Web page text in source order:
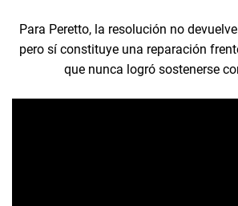
Para Peretto, la resolución no
pero sí constituye una reparación
que nunca logró sostenerse